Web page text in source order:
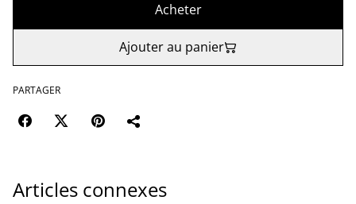
Acheter
Ajouter au panier
PARTAGER
Articles connexes